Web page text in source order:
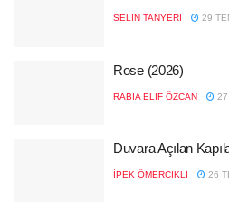
SELIN TANYERI 29
Rose (2026)
RABIA ELIF ÖZCAN 27
Duvara Açılan
İPEK ÖMERCIKLI 26